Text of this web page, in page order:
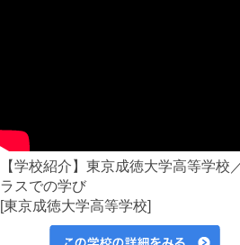
【学校紹介】東京成徳大学高等学校
ラスでの学び
[東京成徳大学高等学校]